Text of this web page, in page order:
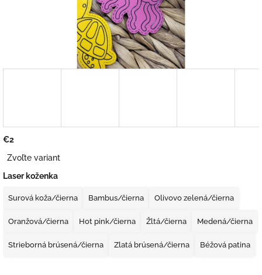
€2
cena:
Zvoľte variant
Laser koženka
Surová koža/čierna Bambus/čierna Olivovo zelená/čierna
Oranžová/čierna Hot pink/čierna Žltá/čierna Medená/čierna
Strieborná brúsená/čierna Zlatá brúsená/čierna Béžová patina